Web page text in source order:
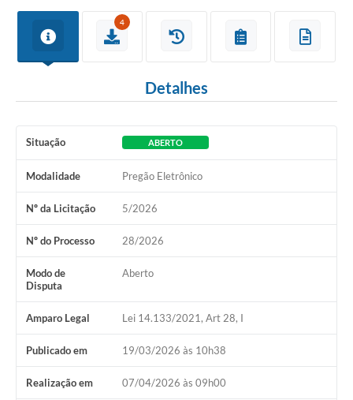
4
Detalhes
Situação ABERTO
Modalidade Pregão Eletrônico
Nº da Licitação 5/2026
Nº do Processo 28/2026
Modo de
Disputa
Aberto
Amparo Legal Lei 14.133/2021, Art 28, I
Publicado em 19/03/2026 às 10h38
Realização em 07/04/2026 às 09h00